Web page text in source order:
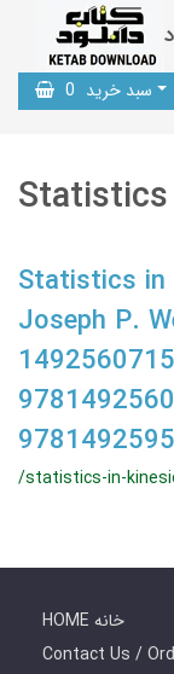
سبد خرید 0
Statistics
Statistics in
Joseph P.
/statistics-in-
HOME خانه